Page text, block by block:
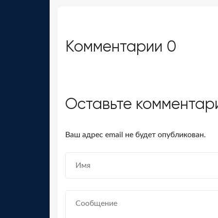
Комментарии 0
Оставьте
Ваш адрес email не будет опубликован.